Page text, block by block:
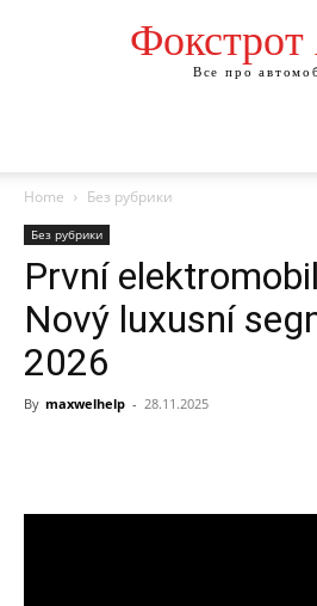
Фокстрот
Все про
Home Без рубрики
Без рубрики
První
Nový luxusní
2026
By maxwelhelp - 28.11.2025